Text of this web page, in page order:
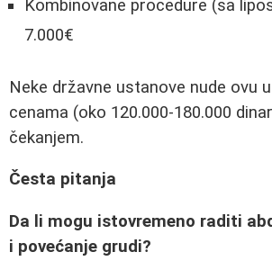
Kombinovane procedure (sa
7.000€
Neke državne ustanove nude ovu
cenama (oko 120.000-180.000
čekanjem.
Česta pitanja
Da li mogu istovremeno raditi
i povećanje grudi?